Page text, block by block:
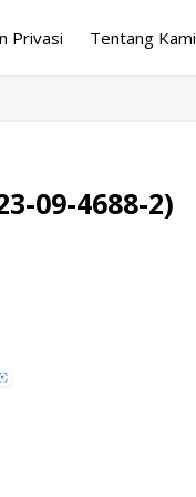
Privasi Tentang Kami
09-4688-2)